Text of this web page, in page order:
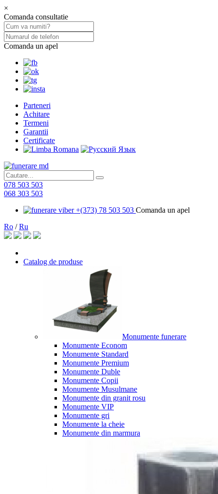
×
Comanda consultatie
Comanda un apel
Parteneri
Achitare
Termeni
Garantii
Certificate
078 503 503
068 303 503
+(373) 78 503 503 Comanda un apel
Ro /Ru
Catalog de produse
Monumente funerare
Monumente Econom
Monumente Standard
Monumente Premium
Monumente Duble
Monumente Copii
Monumente Musulmane
Monumente din granit rosu
Monumente VIP
Monumente gri
Monumente la cheie
Monumente din marmura